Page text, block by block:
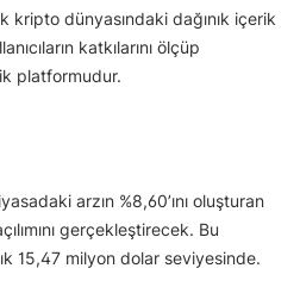
dünyasındaki dağınık içerik
katkılarını ölçüp
platformudur.
arzın %8,60’ını oluşturan
gerçekleştirecek. Bu
15,47 milyon dolar seviyesinde.